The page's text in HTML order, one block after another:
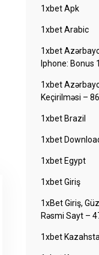
1xbet Apk
1xbet Arabic
1xbet
Iphone: Bonus
1xbet
Keçirilməsi –
1xbet Brazil
1xbet
1xbet Egypt
1xbet Giriş
1xBet Giriş,
Rəsmi Sayt –
1xbet